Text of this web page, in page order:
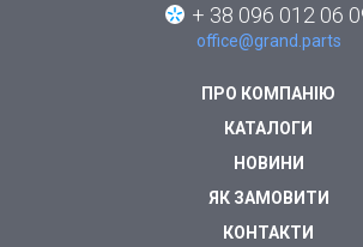
ПРО КОМПАНІЮ
КАТАЛОГИ
НОВИНИ
ЯК ЗАМОВИТИ
КОНТАКТИ
+ 38 096 012 06
office@grand.parts